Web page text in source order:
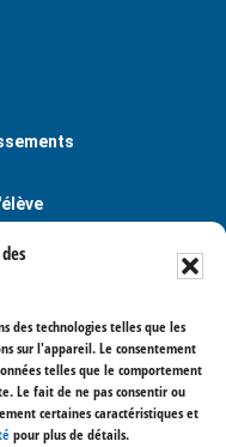
des technologies telles que les
sur l'appareil. Le consentement
telles que le comportement
Le fait de ne pas consentir ou
certaines caractéristiques et
pour plus de détails.
des
J7V 6B1